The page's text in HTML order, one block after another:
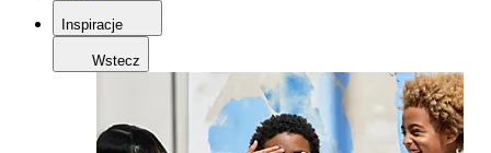
Inspiracje
Wstecz